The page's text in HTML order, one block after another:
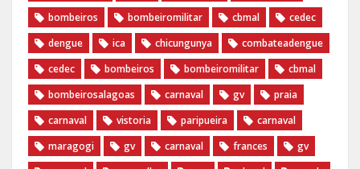
bombeiros
bombeiromilitar cbmal
cedec
dengue
ica chicungunya
combateadengue
cedec
bombeiros bombeiromilitar
cbmal
bombeirosalagoas
carnaval gv
praia
carnaval
vistoria paripueira
carnaval
maragogi
gv carnaval frances
gv